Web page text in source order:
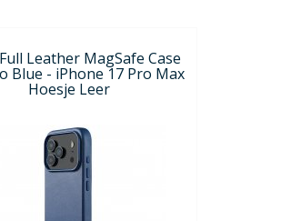
Leather MagSafe Case
Blue - iPhone 17 Pro Max
Hoesje Leer